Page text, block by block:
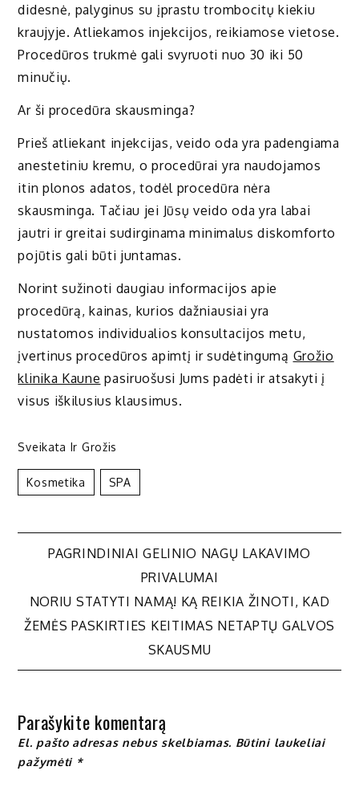
didesnė, palyginus su įprastu trombocitų kiekiu
kraujyje. Atliekamos injekcijos, reikiamose vietose.
Procedūros trukmė gali svyruoti nuo 30 iki 50
minučių.
Ar ši procedūra skausminga?
Prieš atliekant injekcijas, veido oda yra padengiama
anestetiniu kremu, o procedūrai yra naudojamos
itin plonos adatos, todėl procedūra nėra
skausminga. Tačiau jei Jūsų veido oda yra labai
jautri ir greitai sudirginama minimalus diskomforto
pojūtis gali būti juntamas.
Norint sužinoti daugiau informacijos apie
procedūrą, kainas, kurios dažniausiai yra
nustatomos individualios konsultacijos metu,
įvertinus procedūros apimtį ir sudėtingumą Grožio
klinika Kaune pasiruošusi Jums padėti ir atsakyti į
visus iškilusius klausimus.
Sveikata Ir Grožis
Kosmetika SPA
Navigacija
tarp
PAGRINDINIAI GELINIO NAGŲ LAKAVIMO
PRIVALUMAI
NORIU STATYTI NAMĄ! KĄ REIKIA ŽINOTI, KAD
ŽEMĖS PASKIRTIES KEITIMAS NETAPTŲ GALVOS
SKAUSMU
Parašykite komentarą
El. pašto adresas nebus skelbiamas. Būtini laukeliai
pažymėti *